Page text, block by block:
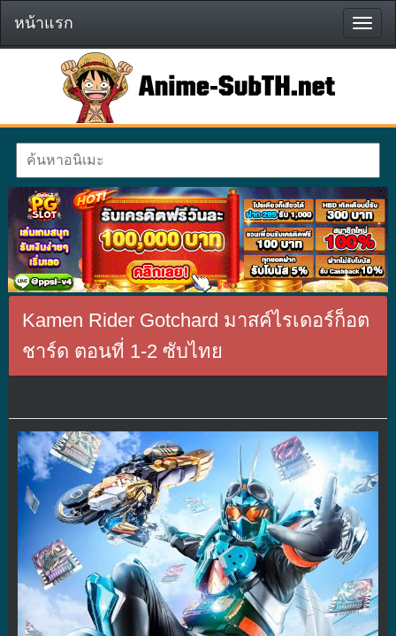
หน้า
แรก
หน้าแรก
Kamen Rider Gotchard มาสค์ไรเดอร์ก็อต
ชาร์ด ตอนที่ 1-2 ซับไทย